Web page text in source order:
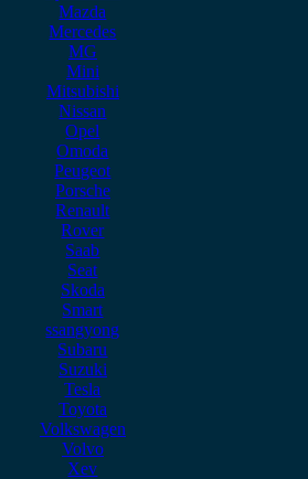
Mazda
Mercedes
MG
Mini
Mitsubishi
Nissan
Opel
Omoda
Peugeot
Porsche
Renault
Rover
Saab
Seat
Skoda
Smart
ssangyong
Subaru
Suzuki
Tesla
Toyota
Volkswagen
Volvo
Xev